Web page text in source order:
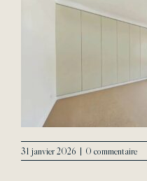
31 janvier 2026 | 0 commentaire